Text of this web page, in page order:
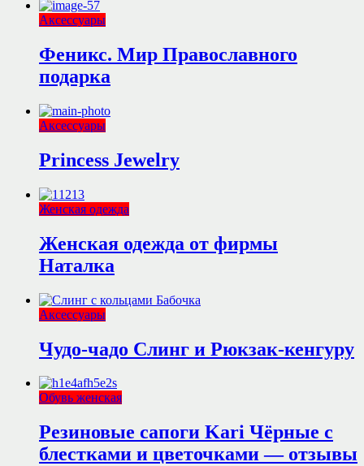
Аксессуары
Феникс. Мир Православного
подарка
Аксессуары
Princess Jewelry
Женская одежда
Женская одежда от фирмы
Наталка
Аксессуары
Чудо-чадо Слинг и Рюкзак-кенгуру
Обувь женская
Резиновые сапоги Kari Чёрные с
блестками и цветочками — отзывы